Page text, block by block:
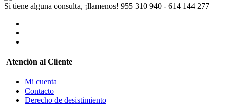
Si tiene alguna consulta, ¡llamenos! 955 310 940 - 614 144 277
Atención al Cliente
Mi cuenta
Contacto
Derecho de desistimiento